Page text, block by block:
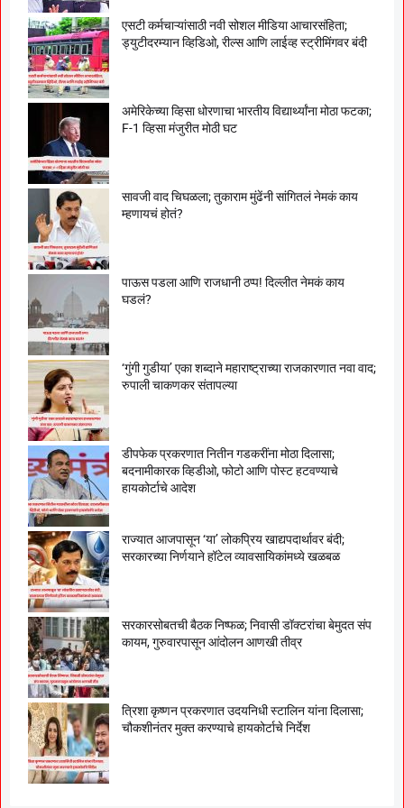
एसटी कर्मचाऱ्यांसाठी नवी सोशल मीडिया आचारसंहिता;
ड्युटीदरम्यान व्हिडिओ, रील्स आणि लाईव्ह स्ट्रीमिंगवर बंदी
अमेरिकेच्या व्हिसा धोरणाचा भारतीय विद्यार्थ्यांना मोठा फटका;
F-1 व्हिसा मंजुरीत मोठी घट
सावजी वाद चिघळला; तुकाराम मुंढेंनी सांगितलं नेमकं काय
म्हणायचं होतं?
पाऊस पडला आणि राजधानी ठप्प! दिल्लीत नेमकं काय
घडलं?
‘गुंगी गुडीया’ एका शब्दाने महाराष्ट्राच्या राजकारणात नवा वाद;
रुपाली चाकणकर संतापल्या
डीपफेक प्रकरणात नितीन गडकरींना मोठा दिलासा;
बदनामीकारक व्हिडीओ, फोटो आणि पोस्ट हटवण्याचे
हायकोर्टाचे आदेश
राज्यात आजपासून ‘या’ लोकप्रिय खाद्यपदार्थावर बंदी;
सरकारच्या निर्णयाने हॉटेल व्यावसायिकांमध्ये खळबळ
सरकारसोबतची बैठक निष्फळ; निवासी डॉक्टरांचा बेमुदत संप
कायम, गुरुवारपासून आंदोलन आणखी तीव्र
त्रिशा कृष्णन प्रकरणात उदयनिधी स्टालिन यांना दिलासा;
चौकशीनंतर मुक्त करण्याचे हायकोर्टाचे निर्देश